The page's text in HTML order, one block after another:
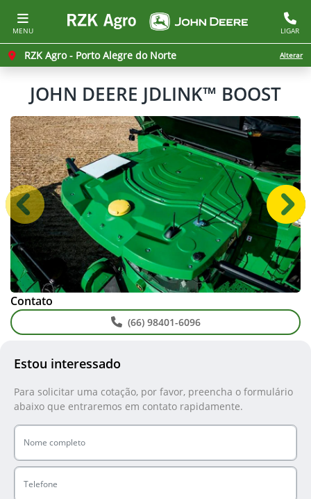
MENU LIGAR
RZK Agro - Porto Alegre do Norte Alterar
JOHN DEERE JDLINK™ BOOST
Estou interessado
Para solicitar uma cotação, por favor, preencha o formulário
abaixo que entraremos em contato rapidamente.
Anterior
Contato
(66) 98401-6096